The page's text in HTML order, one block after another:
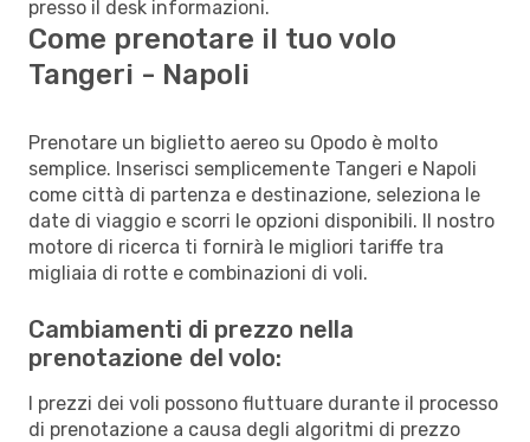
presso il desk informazioni.
Come prenotare il tuo volo
Tangeri - Napoli
Prenotare un biglietto aereo su Opodo è molto
semplice. Inserisci semplicemente Tangeri e Napoli
come città di partenza e destinazione, seleziona le
date di viaggio e scorri le opzioni disponibili. Il nostro
motore di ricerca ti fornirà le migliori tariffe tra
migliaia di rotte e combinazioni di voli.
Cambiamenti di prezzo nella
prenotazione del volo:
I prezzi dei voli possono fluttuare durante il processo
di prenotazione a causa degli algoritmi di prezzo